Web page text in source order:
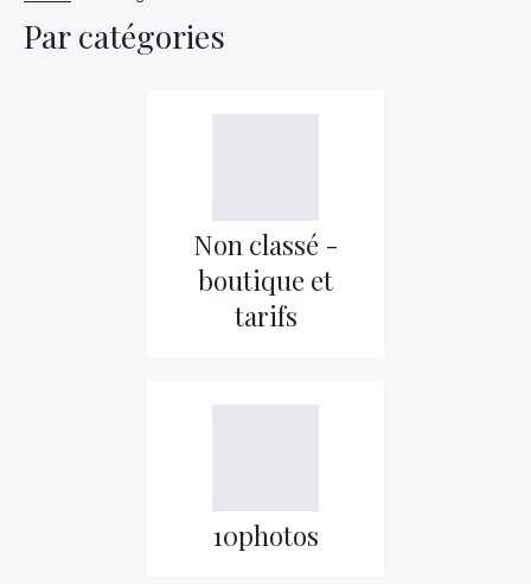
Par catégories
Non classé -
boutique et
tarifs
10photos